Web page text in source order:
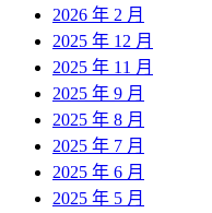
2026 年 2 月
2025 年 12 月
2025 年 11 月
2025 年 9 月
2025 年 8 月
2025 年 7 月
2025 年 6 月
2025 年 5 月